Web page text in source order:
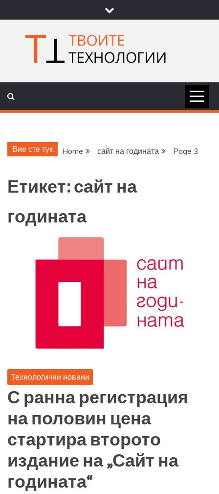
to
content
ТВОИТЕ
Вие сте тук Home сайт на годината Page 3
Етикет:сайт на
годината
Технологични новини
С ранна регистрация
на половин цена
стартира второто
издание на „Сайт на
годината“